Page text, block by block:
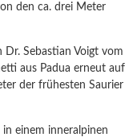
den ca. drei Meter
Dr. Sebastian Voigt vom
aus Padua erneut auf
der frühesten Saurier
einem inneralpinen